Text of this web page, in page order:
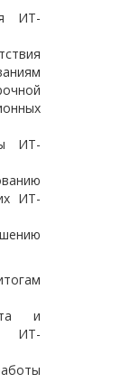
ИТ-
ИТ-
ИТ-
и
ИТ-